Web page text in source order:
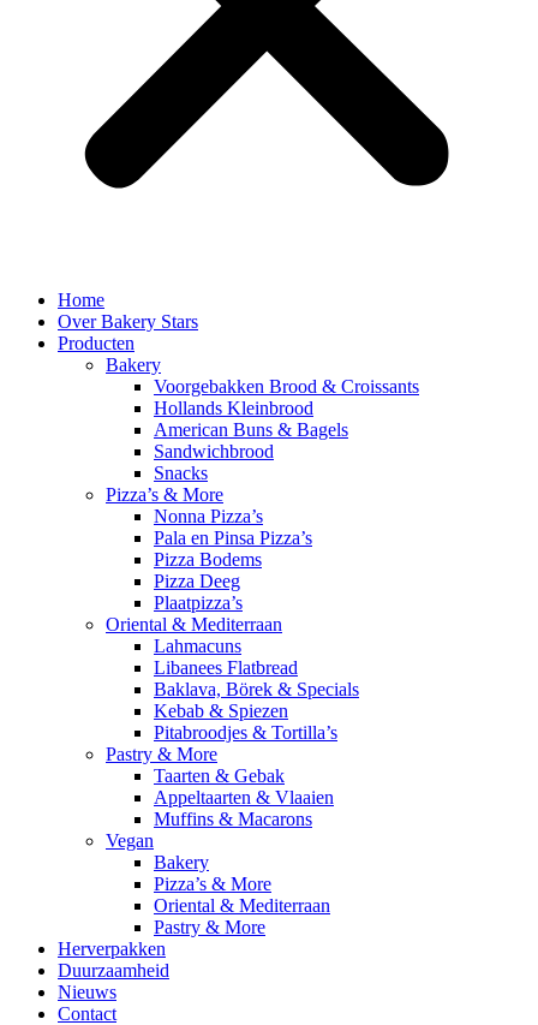
Home
Over Bakery Stars
Producten
Bakery
Voorgebakken Brood & Croissants
Hollands Kleinbrood
American Buns & Bagels
Sandwichbrood
Snacks
Pizza’s & More
Nonna Pizza’s
Pala en Pinsa Pizza’s
Pizza Bodems
Pizza Deeg
Plaatpizza’s
Oriental & Mediterraan
Lahmacuns
Libanees Flatbread
Baklava, Börek & Specials
Kebab & Spiezen
Pitabroodjes & Tortilla’s
Pastry & More
Taarten & Gebak
Appeltaarten & Vlaaien
Muffins & Macarons
Vegan
Bakery
Pizza’s & More
Oriental & Mediterraan
Pastry & More
Herverpakken
Duurzaamheid
Nieuws
Contact